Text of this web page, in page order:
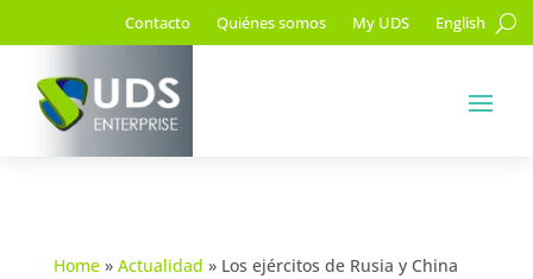
Contacto Quiénes somos My UDS English
Home» Actualidad » Los ejércitos de Rusia y China